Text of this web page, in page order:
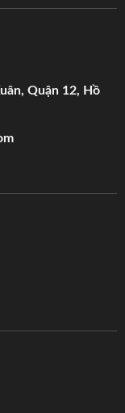
Quận 12, Hồ